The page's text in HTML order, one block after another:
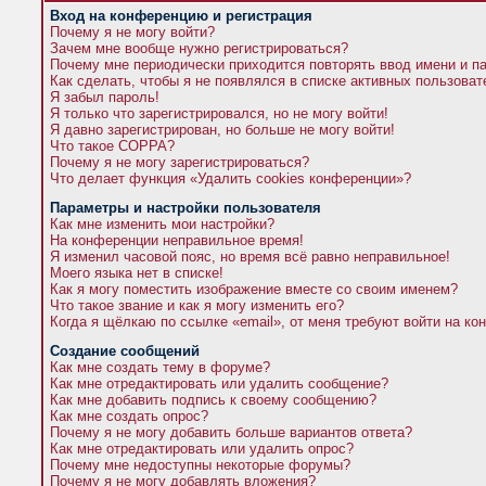
Вход на конференцию и регистрация
Почему я не могу войти?
Зачем мне вообще нужно регистрироваться?
Почему мне периодически приходится повторять ввод имени и
Как сделать, чтобы я не появлялся в списке активных
Я забыл пароль!
Я только что зарегистрировался, но не могу войти!
Я давно зарегистрирован, но больше не могу войти!
Что такое COPPA?
Почему я не могу зарегистрироваться?
Что делает функция «Удалить cookies конференции»?
Параметры и настройки пользователя
Как мне изменить мои настройки?
На конференции неправильное время!
Я изменил часовой пояс, но время всё равно неправильное!
Моего языка нет в списке!
Как я могу поместить изображение вместе со своим именем?
Что такое звание и как я могу изменить его?
Когда я щёлкаю по ссылке «email», от меня требуют войти на
Создание сообщений
Как мне создать тему в форуме?
Как мне отредактировать или удалить сообщение?
Как мне добавить подпись к своему сообщению?
Как мне создать опрос?
Почему я не могу добавить больше вариантов ответа?
Как мне отредактировать или удалить опрос?
Почему мне недоступны некоторые форумы?
Почему я не могу добавлять вложения?